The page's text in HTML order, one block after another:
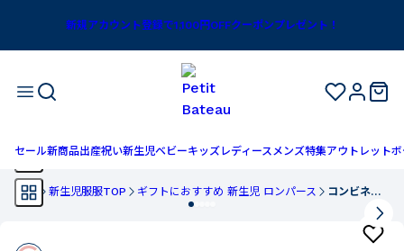
新規アカウント登録で1,100円OFFクーポンプレゼント！
セール新商品出産祝い新生児ベビーキッズ レディースメンズ特集アウトレットボ
TOP 新生児服服TOP ギフトにおすすめ 新生児 ロンパース コンビネゾン